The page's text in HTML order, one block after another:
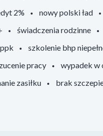
2% nowy polski ład
świadczenia rodzinne
szkolenie bhp
pracy wypadek w
zasiłku brak